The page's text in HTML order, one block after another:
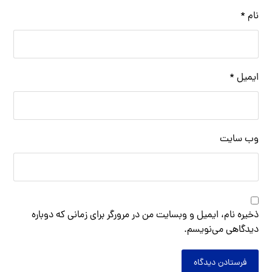
نام *
ایمیل *
وب‌ سایت
ذخیره نام، ایمیل و وبسایت من در مرورگر برای زمانی که دوباره
دیدگاهی می‌نویسم.
فرستادن دیدگاه